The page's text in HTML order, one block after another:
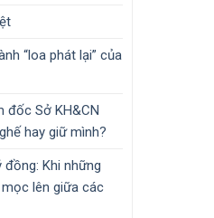
“loa phát lại” của
đốc Sở KH&CN
hay giữ mình?
Khi những
mọc lên giữa các